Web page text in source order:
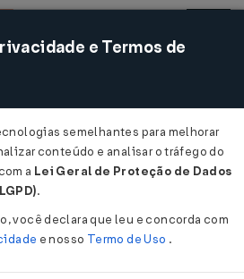
Acessar
ICMS Nº 20 DE
e Termos de
semelhantes para melhorar
conteúdo e analisar o tráfego do
a Lei Geral de Proteção de Dados
.
você declara que leu e concorda com
e nosso Termo de Uso .